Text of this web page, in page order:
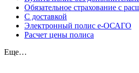
Обязательное страхование с
С доставкой
Электронный полис е-ОСАГО
Расчет цены полиса
Еще…